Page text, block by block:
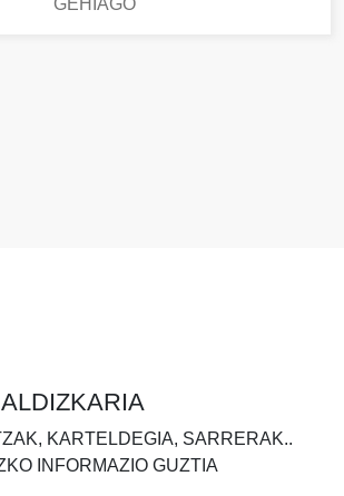
GEHIAGO
KARTELDEGIA, SARRERAK..
INFORMAZIO GUZTIA